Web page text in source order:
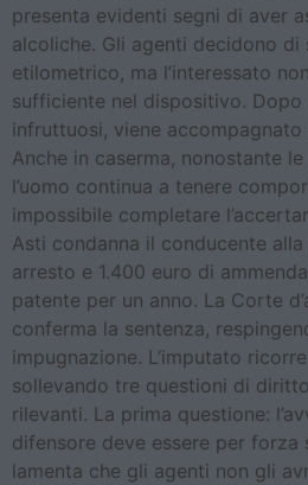
presenta evidenti segni di aver
alcoliche. Gli agenti decidono
etilometrico, ma l’interessato
sufficiente nel dispositivo.
infruttuosi, viene accompagnato
Anche in caserma, nonostante
l’uomo continua a tenere
impossibile completare
Asti condanna il conducente
arresto e 1.400 euro di
patente per un anno. La Corte
conferma la sentenza,
impugnazione. L’imputato
sollevando tre questioni di
rilevanti. La prima questione:
difensore deve essere per
lamenta che gli agenti non gli